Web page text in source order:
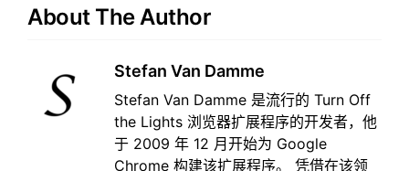
About The Author
Stefan Van Damme
Stefan Van Damme 是流行的 Turn Off
the Lights 浏览器扩展程序的开发者，他
于 2009 年 12 月开始为 Google
Chrome 构建该扩展程序。 凭借在该领